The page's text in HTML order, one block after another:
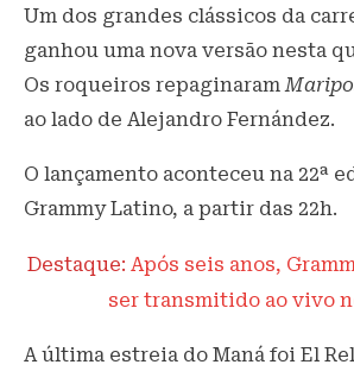
Um dos grandes clássicos da
ganhou uma nova versão nesta
Os roqueiros repaginaram
ao lado de Alejandro Fernández.
O lançamento aconteceu na 22ª
Grammy Latino, a partir das 22h.
Destaque: Após seis anos,
ser transmitido ao vivo
A última estreia do Maná foi El